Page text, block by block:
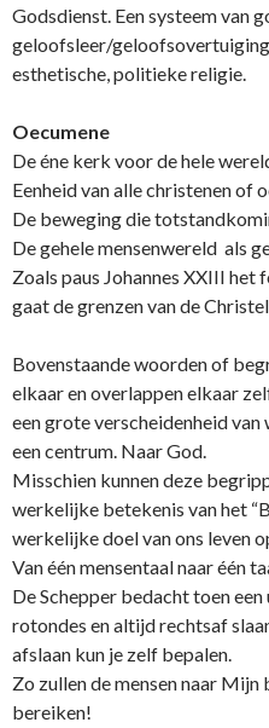
Godsdienst. Een systeem van
geloofsleer/
esthetische, politieke religie.
Oecumene
De éne kerk voor de hele
Eenheid van alle christenen of
De beweging die
De gehele mensenwereld als
Zoals paus Johannes XXIII
gaat de grenzen van de
Bovenstaande woorden of
elkaar en overlappen elkaar
een grote verscheidenheid van
een centrum. Naar God.
Misschien kunnen deze
werkelijke betekenis van het
werkelijke doel van o­ns leven
Van één mensentaal naar één
De Schepper bedacht toen
rotondes en altijd rechtsaf
afslaan kun je zelf bepalen.
Zo zullen de mensen naar
bereiken!